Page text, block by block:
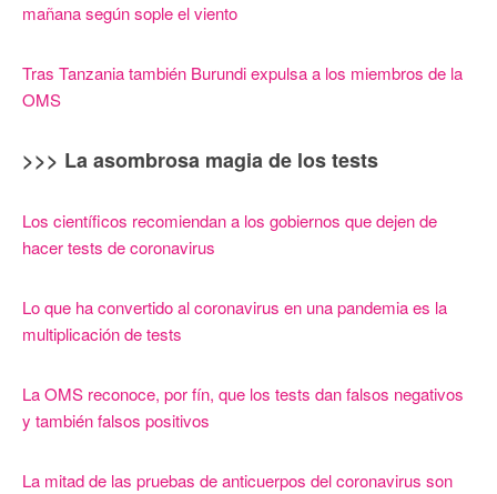
mañana según sople el viento
Tras Tanzania también Burundi expulsa a los miembros de la
OMS
>>> La asombrosa magia de los tests
Los científicos recomiendan a los gobiernos que dejen de
hacer tests de coronavirus
Lo que ha convertido al coronavirus en una pandemia es la
multiplicación de tests
La OMS reconoce, por fín, que los tests dan falsos negativos
y también falsos positivos
La mitad de las pruebas de anticuerpos del coronavirus son